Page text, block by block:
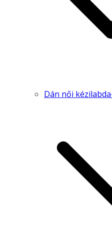
Dán női